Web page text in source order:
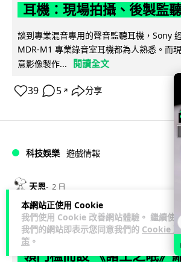
本網站正使用 Cookie
我們使用 Cookie 改善網站體驗。 繼續使
我們的網站即表示您同意我們的 Cookie 政
策 。
耳機：現場拍攝、後製監
談到專業混音專用的聲音監聽耳機，Sony
MDR-M1 專業錄音室耳機都為人熟悉。而
意影像製作...
閱讀全文
39 5 ↗ 分享
科技娛樂 遊戲情報
天恩 2 日
《魔獸世界：至暗之夜》
克的詛咒」專訪：巢穴不
領門檻而設 《諸王之眠》